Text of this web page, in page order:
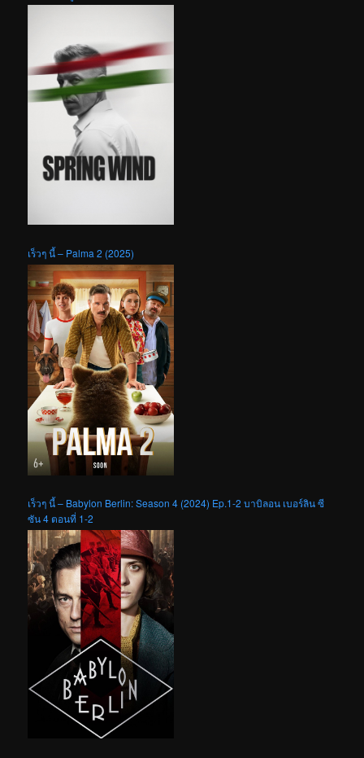
เร็วๆ นี้ – Palma 2 (2025)
เร็วๆ นี้ – Babylon Berlin: Season 4 (2024) Ep.1-2 บาบิลอน เบอร์ลิน ซี
ซัน 4 ตอนที่ 1-2